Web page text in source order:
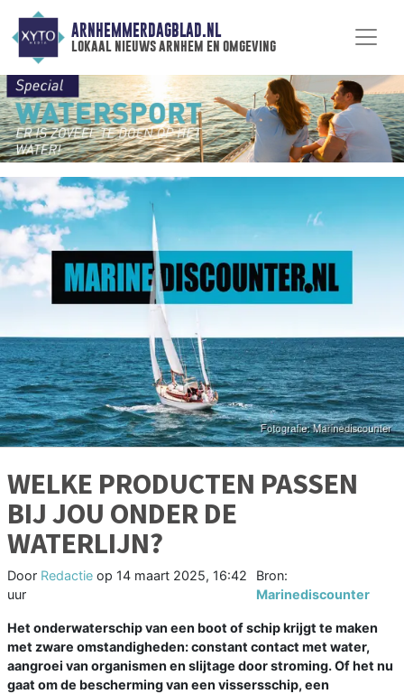
ARNHEMMERDAGBLAD.NL
lokaal nieuws arnhem en omgeving
WELKE PRODUCTEN PASSEN
BIJ JOU ONDER DE
WATERLIJN?
Door Redactie op 14 maart 2025, 16:42
uur
Bron:
Marinediscounter
Het onderwaterschip van een boot of schip krijgt te maken
met zware omstandigheden: constant contact met water,
aangroei van organismen en slijtage door stroming. Of het nu
gaat om de bescherming van een vissersschip, een